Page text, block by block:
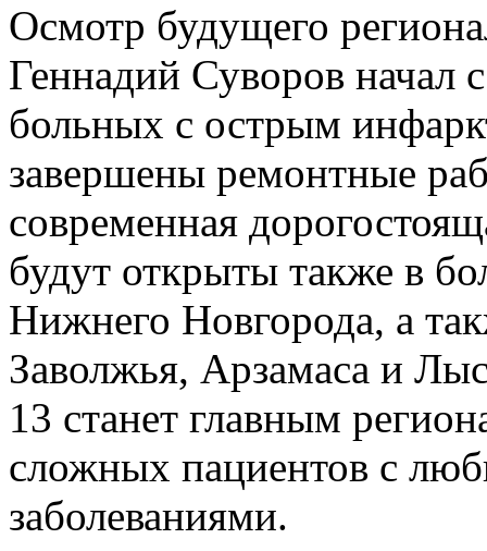
Осмотр будущего
Геннадий Суворов начал
больных с острым
завершены ремонтные
современная
будут открыты также в
Нижнего Новгорода, а
Заволжья, Арзамаса и
13 станет главным
сложных пациентов с
заболеваниями.